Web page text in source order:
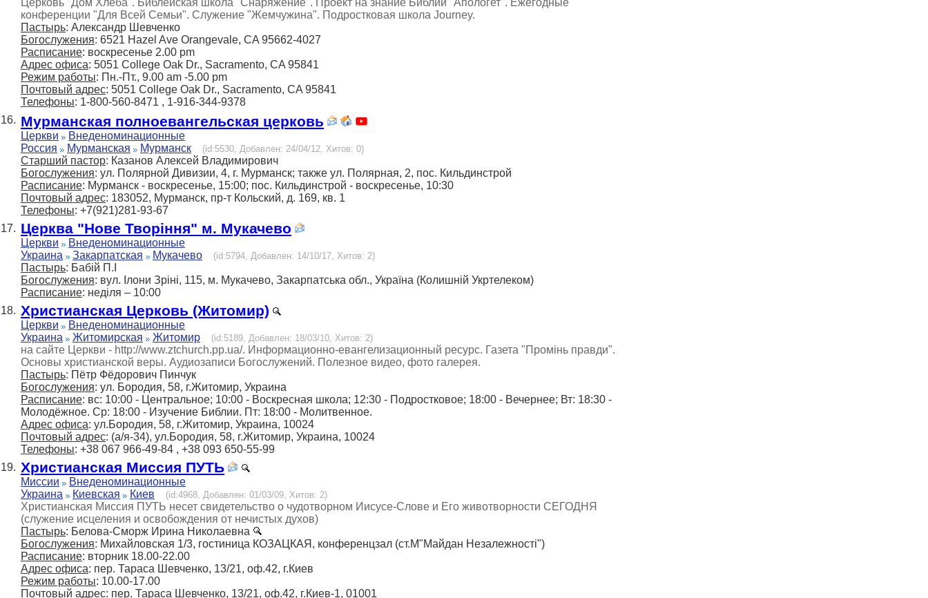
Церковь "Дом Хлеба". Библейская школа "Снаряжение". Проект на знание Библии "Апологет". Ежегодные
конференции "Для Всей Семьи". Служение "Жемчужина". Подростковая школа Journey.
Пастырь: Александр Шевченко
Богослужения: 6521 Hazel Ave Orangevale, CA 95662-4027
Расписание: воскресенье 2.00 pm
Адрес офиса: 5051 College Oak Dr., Sacramento, CA 95841
Режим работы: Пн.-Пт., 9.00 am -5.00 pm
Почтовый адрес: 5051 College Oak Dr., Sacramento, CA 95841
Телефоны: 1-800-560-8471 , 1-916-344-9378
16. Мурманская полноевангельская церковь
Церкви
Внеденоминационные
Россия
Мурманская Мурманск (id:5530, Добавлен: 24/04/12, Хитов: 0)
Старший пастор: Казанов Алексей Владимирович
Богослужения: ул. Полярной Дивизии, 4, г. Мурманск; также ул. Полярная, 2, пос. Кильдинстрой
Расписание: Мурманск - воскресенье, 15:00; пос. Кильдинстрой - воскресенье, 10:30
Почтовый адрес: 183052, Мурманск, пр-т Кольский, д. 169, кв. 1
Телефоны: +7(921)281-93-67
17. Церква "Нове Творіння" м. Мукачево
Церкви
Внеденоминационные
Украина
Закарпатская Мукачево (id:5794, Добавлен: 14/10/17, Хитов: 2)
Пастырь: Бабій П.І
Богослужения: вул. Ілони Зріні, 115, м. Мукачево, Закарпатська обл., Україна (Колишній Укртелеком)
Расписание: неділя – 10:00
18. Христианская Церковь (Житомир)
Церкви
Внеденоминационные
Украина
Житомирская Житомир (id:5189, Добавлен: 18/03/10, Хитов: 2)
на сайте Церкви - http://www.ztchurch.pp.ua/. Информационно-евангелизационный ресурс. Газета "Промінь правди".
Основы христианской веры. Аудиозаписи Богослужений. Полезное видео, фото галерея.
Пастырь: Пётр Фёдорович Пинчук
Богослужения: ул. Бородия, 58, г.Житомир, Украина
Расписание: вс: 10:00 - Центральное; 10:00 - Воскресная школа; 12:30 - Подростковое; 18:00 - Вечернее; Вт: 18:30 -
Молодёжное. Ср: 18:00 - Изучение Библии. Пт: 18:00 - Молитвенное.
Адрес офиса: ул.Бородия, 58, г.Житомир, Украина, 10024
Почтовый адрес: (а/я-34), ул.Бородия, 58, г.Житомир, Украина, 10024
Телефоны: +38 067 966-49-84 , +38 093 650-55-99
19. Христианская Миссия ПУТЬ
Миссии
Внеденоминационные
Украина
Киевская Киев (id:4968, Добавлен: 01/03/09, Хитов: 2)
Христианская Миссия ПУТЬ несет свидетельство о чудотворном Иисусе-Слове и Его животворности СЕГОДНЯ
(служение исцеления и освобождения от нечистых духов)
Пастырь: Белова-Сморж Ирина Николаевна
Богослужения: Михайловская 1/3, гостиница КОЗАЦКАЯ, конференцзал (ст.М"Майдан Незалежності")
Расписание: вторник 18.00-22.00
Адрес офиса: пер. Тараса Шевченко, 13/21, оф.42, г.Киев
Режим работы: 10.00-17.00
Почтовый адрес: пер. Тараса Шевченко, 13/21, оф.42, г.Киев-1, 01001